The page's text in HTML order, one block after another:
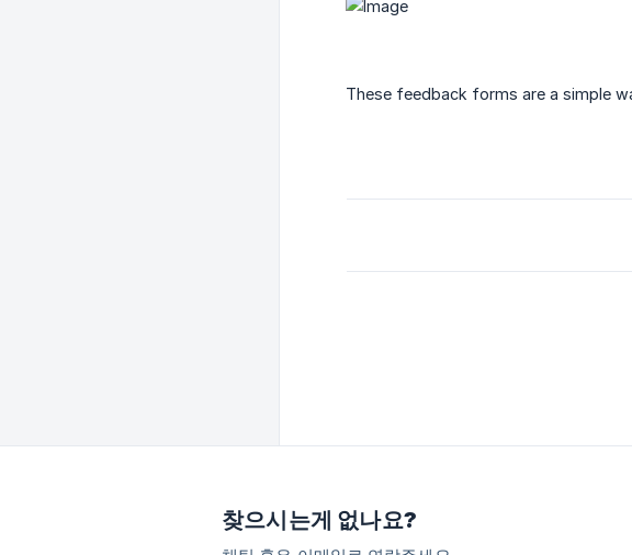
These feedback forms are a simple
찾으시는게 없나요?